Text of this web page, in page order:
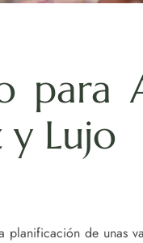
para
y Lujo
de unas